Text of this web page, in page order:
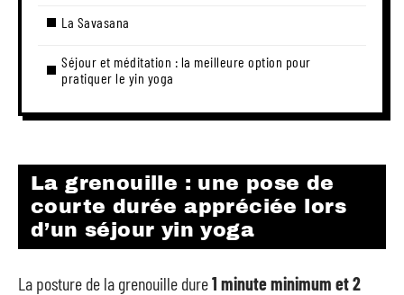
La Savasana
Séjour et méditation : la meilleure option pour
pratiquer le yin yoga
La grenouille : une pose de
courte durée appréciée lors
d’un séjour yin yoga
La posture de la grenouille dure1 minute minimum et 2